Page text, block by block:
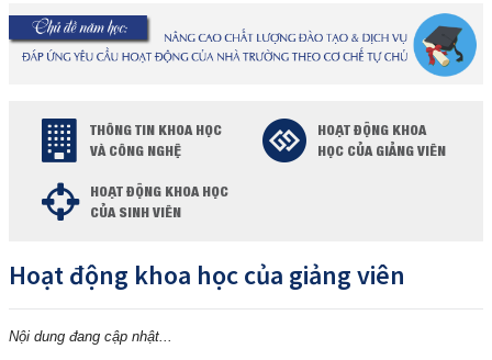
THÔNG TIN KHOA HỌC
VÀ CÔNG NGHỆ
HOẠT ĐỘNG KHOA
HỌC CỦA GIẢNG VIÊN
HOẠT ĐỘNG KHOA HỌC
CỦA SINH VIÊN
Hoạt động khoa học của giảng viên
Nội dung đang cập nhật...